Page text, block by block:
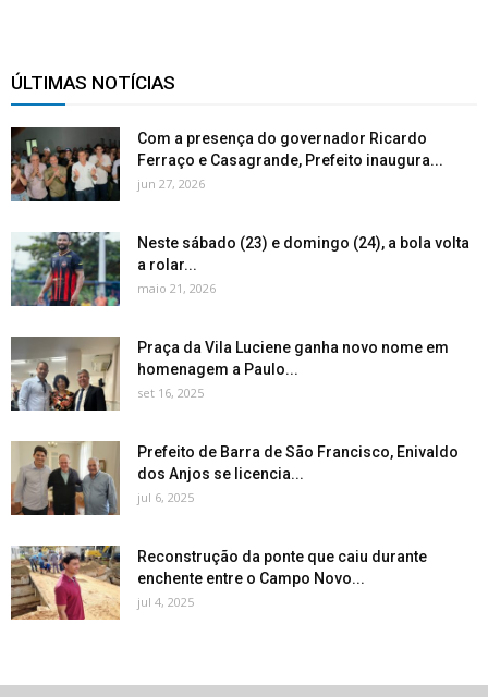
ÚLTIMAS NOTÍCIAS
Com a presença do governador Ricardo
Ferraço e Casagrande, Prefeito inaugura...
jun 27, 2026
Neste sábado (23) e domingo (24), a bola volta
a rolar...
maio 21, 2026
Praça da Vila Luciene ganha novo nome em
homenagem a Paulo...
set 16, 2025
Prefeito de Barra de São Francisco, Enivaldo
dos Anjos se licencia...
jul 6, 2025
Reconstrução da ponte que caiu durante
enchente entre o Campo Novo...
jul 4, 2025